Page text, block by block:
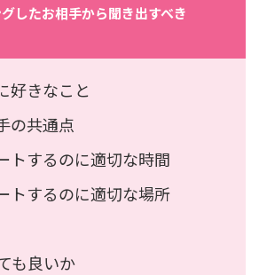
したお相手から聞き出すべき
好きなこと
の共通点
トするのに適切な時間
トするのに適切な場所
も良いか